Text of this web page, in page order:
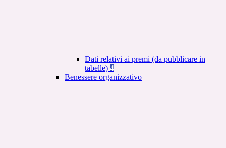
Dati relativi ai premi (da pubblicare in
tabelle) 4
Benessere organizzativo